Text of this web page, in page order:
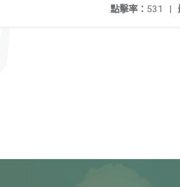
點擊率： 531 |